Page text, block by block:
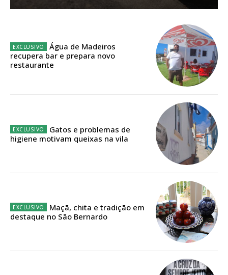
Escolha o plano de assinatura desejado:
32€
Edição em papel entregue à Quinta-feira em sua
casa
Acesso ao conteúdo online
Acesso aos conteúdos Exclusivos para
Água de Madeiros
recupera bar e prepara novo
restaurante
Gatos e problemas de
higiene motivam queixas na vila
Maçã, chita e tradição em
destaque no São Bernardo